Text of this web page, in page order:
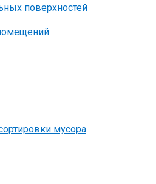
поверхностей
мусора